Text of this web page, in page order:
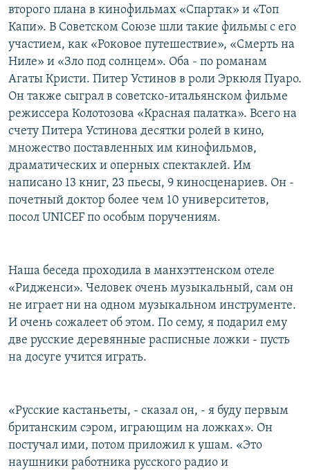
Все сайты РСЕ/РС
второго плана в кинофильмах «Спартак» и «Топ
Капи». В Советском Союзе шли такие фильмы с его
участием, как «Роковое путешествие», «Смерть на
Ниле» и «Зло под солнцем». Оба - по романам
Агаты Кристи. Питер Устинов в роли Эркюля Пуаро.
Он также сыграл в советско-итальянском фильме
режиссера Колотозова «Красная палатка». Всего на
счету Питера Устинова десятки ролей в кино,
множество поставленных им кинофильмов,
драматических и оперных спектаклей. Им
написано 13 книг, 23 пьесы, 9 киносценариев. Он -
почетный доктор более чем 10 университетов,
посол UNICEF по особым поручениям.
Наша беседа проходила в манхэттенском отеле
«Ридженси». Человек очень музыкальный, сам он
не играет ни на одном музыкальном инструменте.
И очень сожалеет об этом. По сему, я подарил ему
две русские деревянные расписные ложки - пусть
на досуге учится играть.
«Русские кастаньеты, - сказал он, - я буду первым
британским сэром, играющим на ложках». Он
постучал ими, потом приложил к ушам. «Это
наушники работника русского радио и